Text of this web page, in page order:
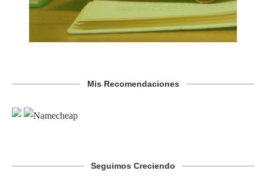
Mis Recomendaciones
Seguimos Creciendo